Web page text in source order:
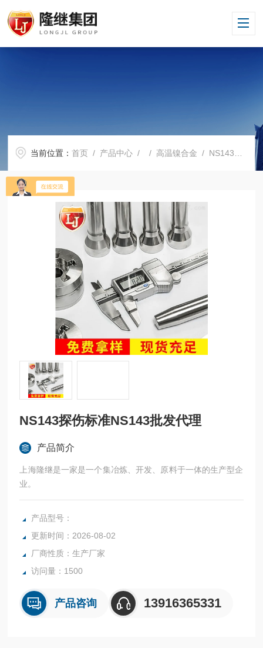
当前位置：首页 / 产品中心 / / 高温镍合金 / NS143探伤标准NS143批发代理
NS143探伤标准NS143批发代理
产品简介
上海隆继是一家是一个集冶炼、开发、原料于一体的生产型企
业。
产品型号：
更新时间：2026-08-02
厂商性质：生产厂家
访问量：1500
产品咨询 13916365331